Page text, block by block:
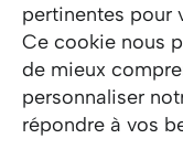
pertinentes pour
Ce cookie nous
de mieux
personnaliser
répondre à vos